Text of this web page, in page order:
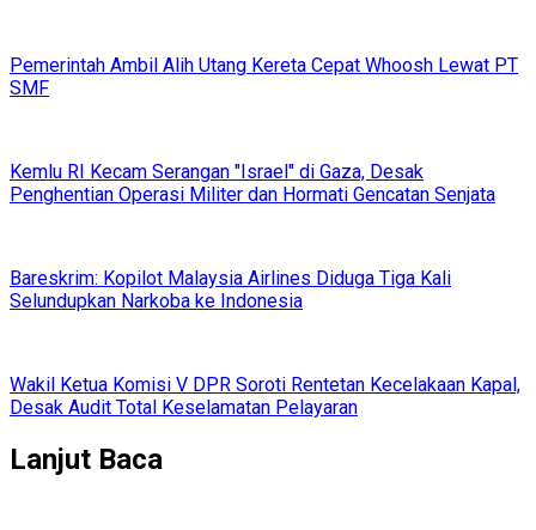
Pemerintah Ambil Alih Utang Kereta Cepat Whoosh Lewat PT
SMF
Kemlu RI Kecam Serangan "Israel" di Gaza, Desak
Penghentian Operasi Militer dan Hormati Gencatan Senjata
Bareskrim: Kopilot Malaysia Airlines Diduga Tiga Kali
Selundupkan Narkoba ke Indonesia
Wakil Ketua Komisi V DPR Soroti Rentetan Kecelakaan Kapal,
Desak Audit Total Keselamatan Pelayaran
Lanjut Baca